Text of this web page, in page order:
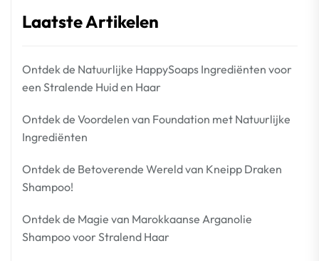
Laatste Artikelen
Ontdek de Natuurlijke HappySoaps Ingrediënten voor
een Stralende Huid en Haar
Ontdek de Voordelen van Foundation met Natuurlijke
Ingrediënten
Ontdek de Betoverende Wereld van Kneipp Draken
Shampoo!
Ontdek de Magie van Marokkaanse Arganolie
Shampoo voor Stralend Haar